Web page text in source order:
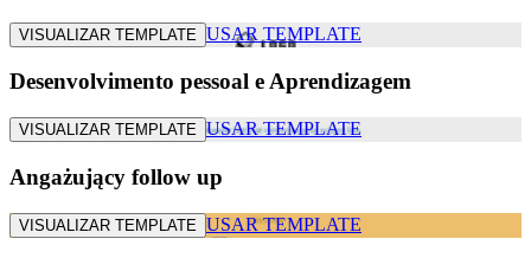
VISUALIZAR TEMPLATE USAR TEMPLATE
Desenvolvimento pessoal e Aprendizagem
VISUALIZAR TEMPLATE USAR TEMPLATE
Angażujący follow up
VISUALIZAR TEMPLATE USAR TEMPLATE